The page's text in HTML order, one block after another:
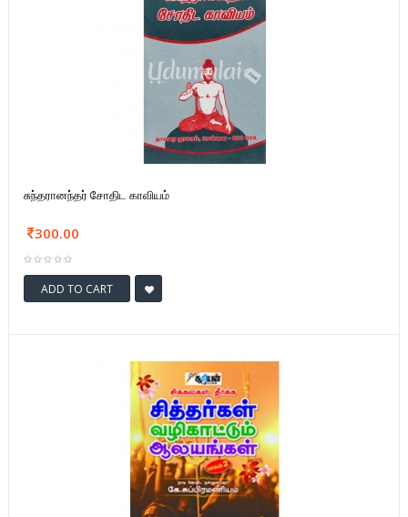
சுந்தரானந்தர் சோதிட காவியம்
300.00
ADD TO CART